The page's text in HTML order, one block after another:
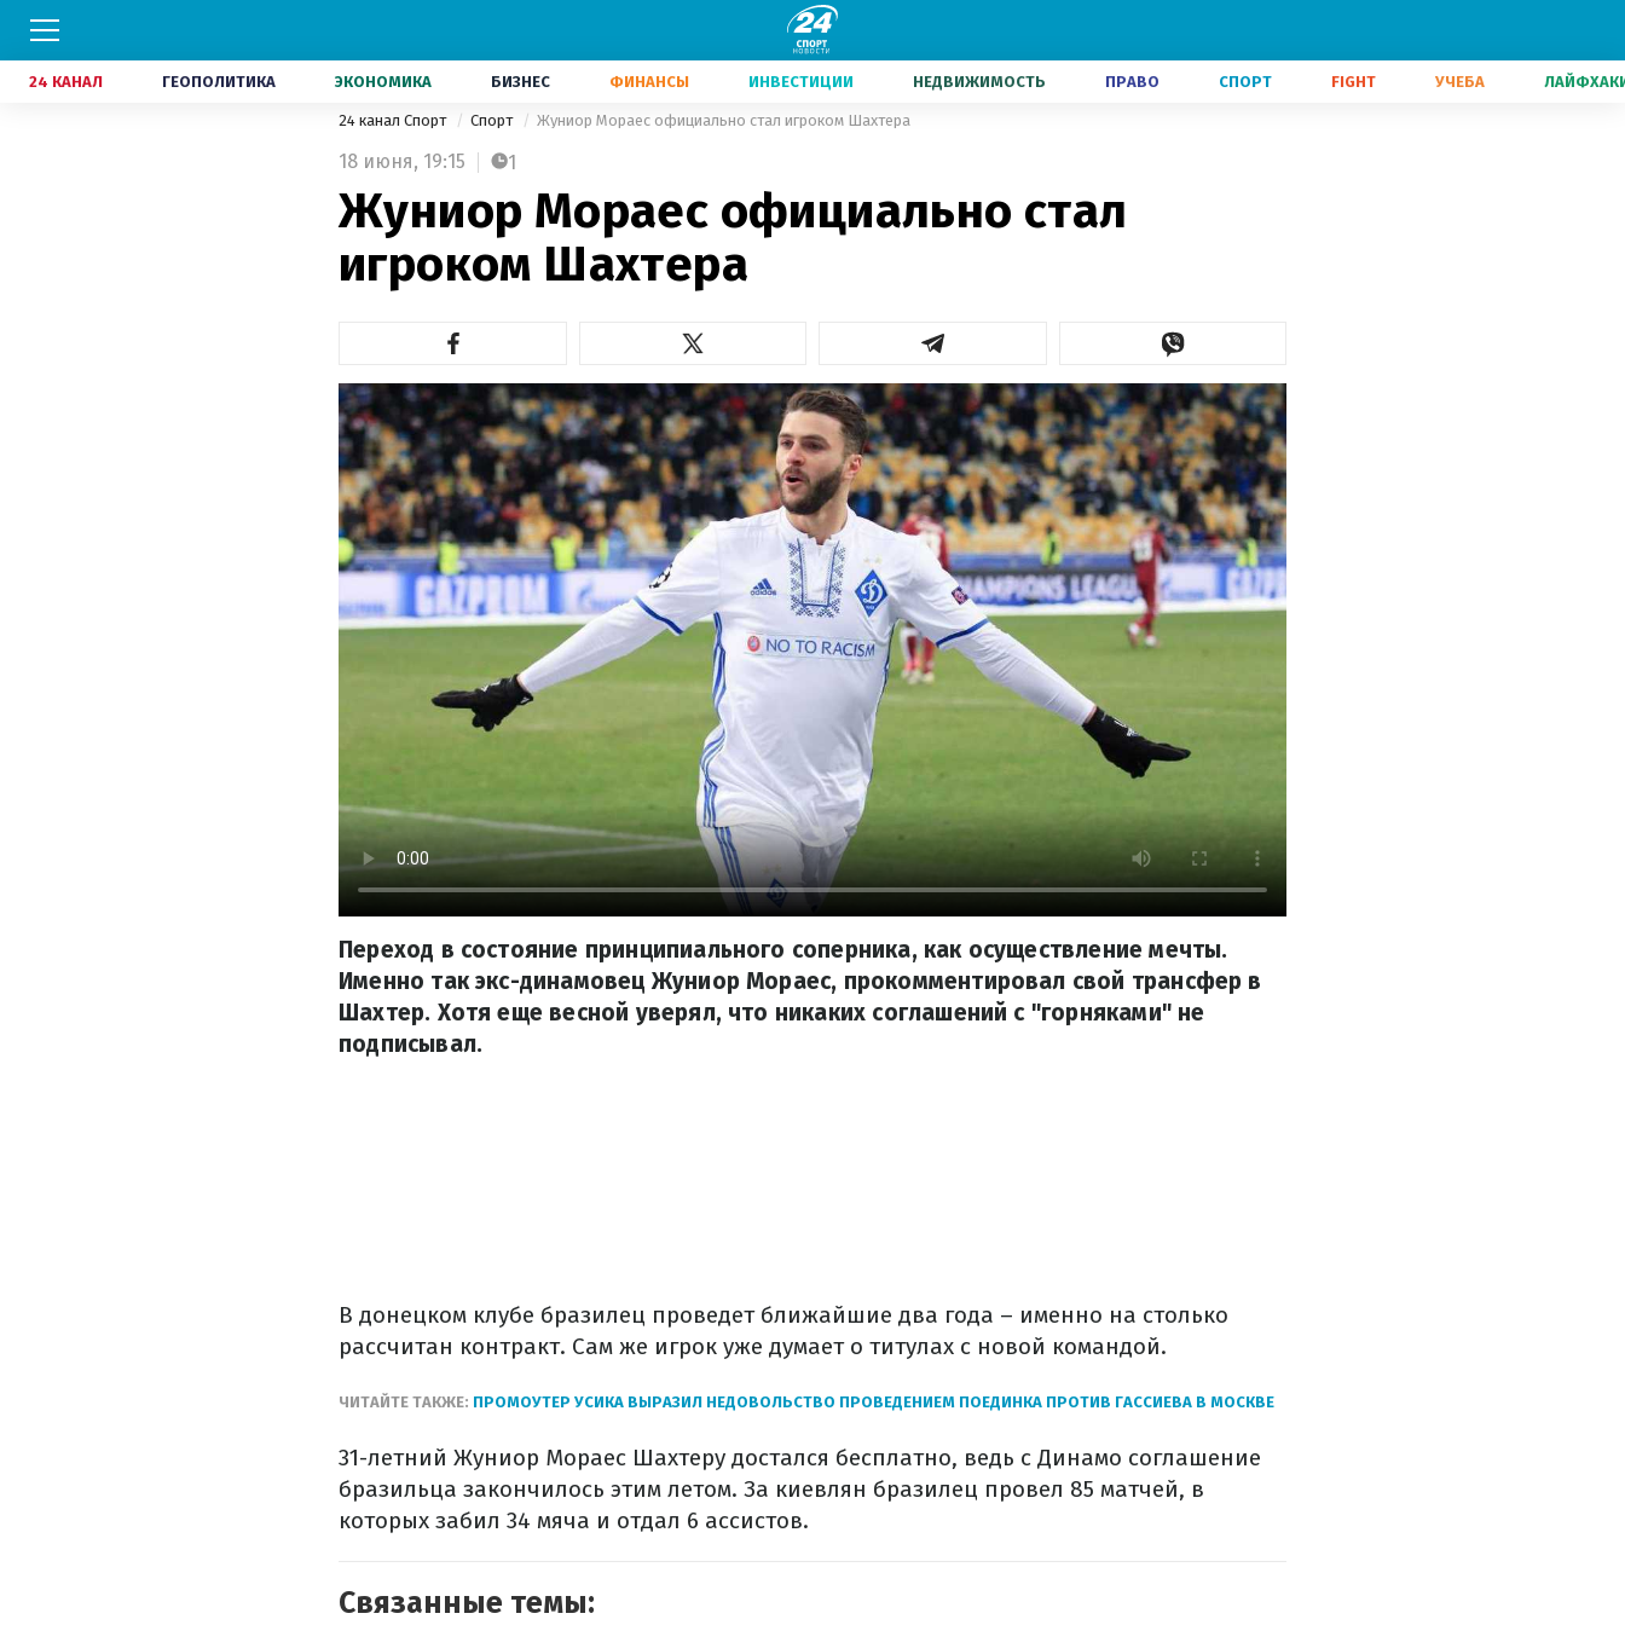
24 КАНАЛ ГЕОПОЛИТИКА ЭКОНОМИКА БИЗНЕС ФИНАНСЫ ИНВЕСТИЦИИ НЕДВИЖИМОСТЬ ПРАВО СПОРТ FIGHT УЧЕБА
24 канал Спорт Спорт Жуниор Мораес официально стал игроком Шахтера
18 июня, 19:15 1
Жуниор Мораес официально стал
игроком Шахтера
Переход в состояние принципиального соперника, как осуществление мечты.
Именно так экс-динамовец Жуниор Мораес, прокомментировал свой трансфер в
Шахтер. Хотя еще весной уверял, что никаких соглашений с "горняками" не
подписывал.
В донецком клубе бразилец проведет ближайшие два года – именно на столько
рассчитан контракт. Сам же игрок уже думает о титулах с новой командой.
ЧИТАЙТЕ ТАКЖЕ: ПРОМОУТЕР УСИКА ВЫРАЗИЛ НЕДОВОЛЬСТВО ПРОВЕДЕНИЕМ ПОЕДИНКА ПРОТИВ ГАССИЕВА В МОСКВЕ
31-летний Жуниор Мораес Шахтеру достался бесплатно, ведь с Динамо соглашение
бразильца закончилось этим летом. За киевлян бразилец провел 85 матчей, в
которых забил 34 мяча и отдал 6 ассистов.
Связанные темы: